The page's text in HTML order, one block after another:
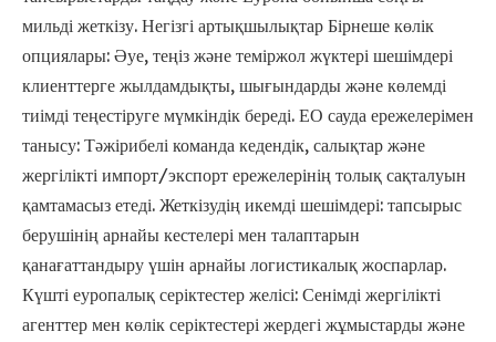
мильді жеткізу. Негізгі артықшылықтар Бірнеше көлік
опциялары: Әуе, теңіз және теміржол жүктері шешімдері
клиенттерге жылдамдықты, шығындарды және көлемді
тиімді теңестіруге мүмкіндік береді. ЕО сауда ережелерімен
танысу: Тәжірибелі команда кедендік, салықтар және
жергілікті импорт/экспорт ережелерінің толық сақталуын
қамтамасыз етеді. Жеткізудің икемді шешімдері: тапсырыс
берушінің арнайы кестелері мен талаптарын
қанағаттандыру үшін арнайы логистикалық жоспарлар.
Күшті еуропалық серіктестер желісі: Сенімді жергілікті
агенттер мен көлік серіктестері жердегі жұмыстарды және